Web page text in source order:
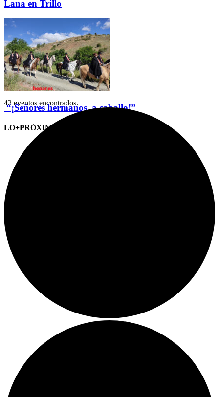
Lana en Trillo
“¡Señores hermanos, a caballo!”
LO+PRÓXIMO (CITAS)
42 eventos encontrados.